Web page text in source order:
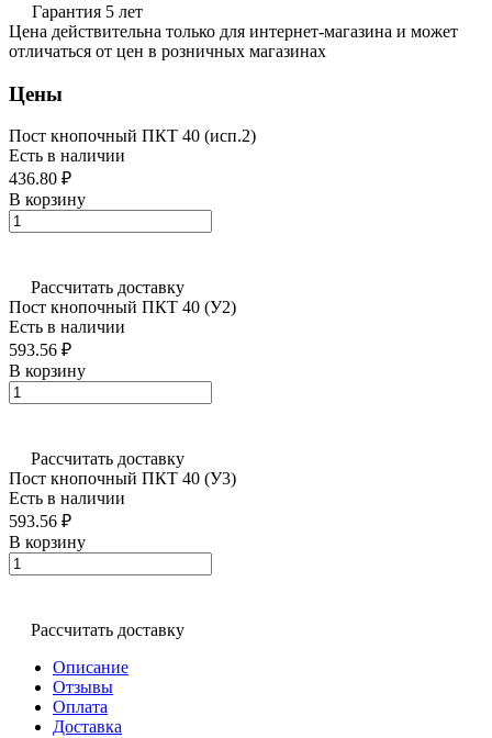
Гарантия 5 лет
Цена действительна только для интернет-магазина и может
отличаться от цен в розничных магазинах
Цены
Пост кнопочный ПКТ 40 (исп.2)
Есть в наличии
436.80 ₽
В корзину
Рассчитать доставку
Пост кнопочный ПКТ 40 (У2)
Есть в наличии
593.56 ₽
В корзину
Рассчитать доставку
Пост кнопочный ПКТ 40 (У3)
Есть в наличии
593.56 ₽
В корзину
Рассчитать доставку
Описание
Отзывы
Оплата
Доставка